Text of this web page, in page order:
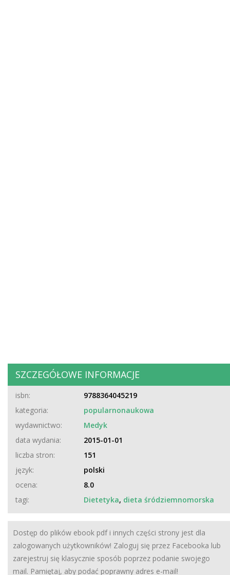
SZCZEGÓŁOWE INFORMACJE
isbn:
9788364045219
kategoria:
popularnonaukowa
wydawnictwo:
Medyk
data wydania:
2015-01-01
liczba stron:
151
język:
polski
ocena:
8.0
tagi:
Dietetyka, dieta śródziemnomorska
Dostęp do plików ebook pdf i innych części strony jest dla
zalogowanych użytkowników! Zaloguj się przez Facebooka lub
zarejestruj się klasycznie sposób poprzez podanie swojego
mail. Pamiętaj, aby podać poprawny adres e-mail!